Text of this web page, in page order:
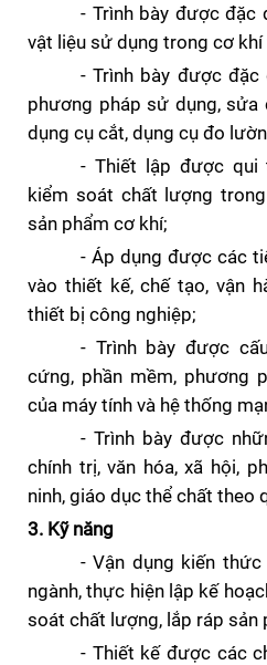
- Trình bày được đặc
vật liệu sử dụng trong cơ
- Trình bày được đặc
phương pháp sử dụng, sửa
dụng cụ cắt, dụng cụ đo
- Thiết lập được qui
kiểm soát chất lượng
sản phẩm cơ khí;
- Áp dụng được các
vào thiết kế, chế tạo, vận
thiết bị công nghiệp;
- Trình bày được
cứng, phần mềm, phương
của máy tính và hệ thống
- Trình bày được
chính trị, văn hóa, xã hội,
ninh, giáo dục thể chất theo
3. Kỹ năng
- Vận dụng kiến
ngành, thực hiện lập kế
soát chất lượng, lắp ráp sản
- Thiết kế được các